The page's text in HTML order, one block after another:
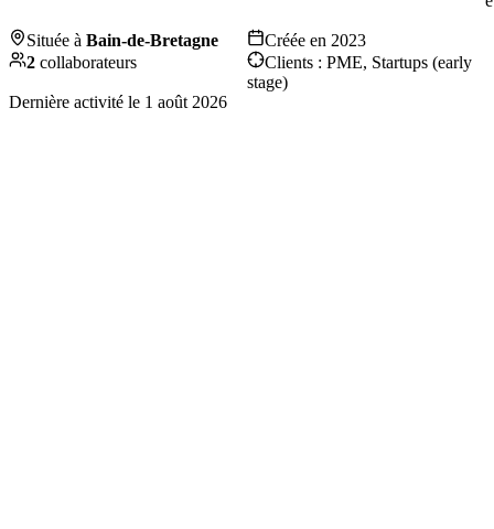
Située à Bain-de-Bretagne Créée en 2023
2 collaborateurs Clients : PME, Startups (early
stage)
Dernière activité le 1 août 2026